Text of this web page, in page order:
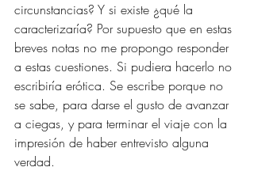
circunstancias? Y si existe ¿qué la
caracterizaría? Por supuesto que en estas
breves notas no me propongo responder
a estas cuestiones. Si pudiera hacerlo no
escribiría erótica. Se escribe porque no
se sabe, para darse el gusto de avanzar
a ciegas, y para terminar el viaje con la
impresión de haber entrevisto alguna
verdad.